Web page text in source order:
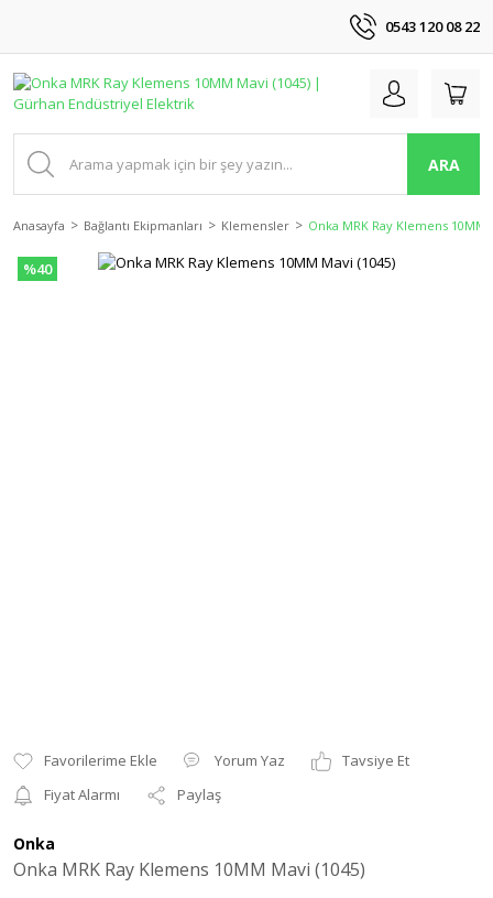
0543 120 08 22
ARA
Anasayfa Bağlantı Ekipmanları Klemensler Onka MRK Ray Klemens 10MM
%40
Yorum Yaz
Tavsiye Et
Fiyat Alarmı
Paylaş
Onka
Onka MRK Ray Klemens 10MM Mavi (1045)